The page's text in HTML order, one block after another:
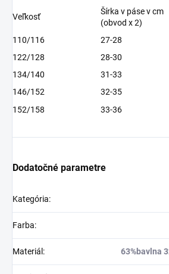
Veľkosť
Šírka v páse v cm
(obvod x 2)
110/116
27-28
122/128
28-30
134/140
31-33
146/152
32-35
152/158
33-36
Dodatočné parametre
Kategória:
Farba:
Materiál : 63%bavlna